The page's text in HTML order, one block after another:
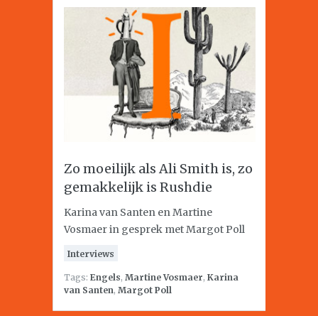
Zo moeilijk als Ali Smith is, zo
gemakkelijk is Rushdie
Karina van Santen en Martine
Vosmaer in gesprek met Margot Poll
Interviews
Tags: Engels, Martine Vosmaer, Karina
van Santen, Margot Poll